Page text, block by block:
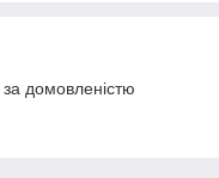
домовленістю